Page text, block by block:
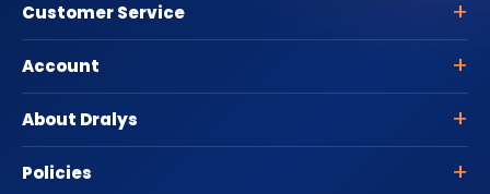
Customer Service
Account
About Dralys
Policies